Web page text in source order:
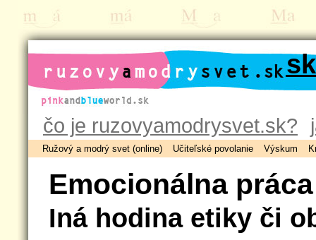
ruzovyamodrysvet.sk
čo je ruzovyamodrysvet.sk?
Ružový a modrý svet (online) Učiteľské povolanie Výskum
Emocionálna práca
Iná hodina etiky či